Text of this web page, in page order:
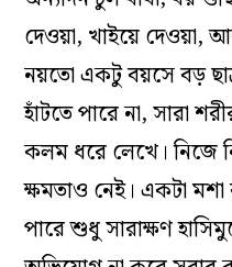
দেওয়া, খাইয়ে দেওয়া,
নয়তো একটু বয়সে বড়
হাঁটতে পারে না, সারা
কলম ধরে লেখে। নিজে
ক্ষমতাও নেই। একটা
পারে শুধু সারাক্ষণ